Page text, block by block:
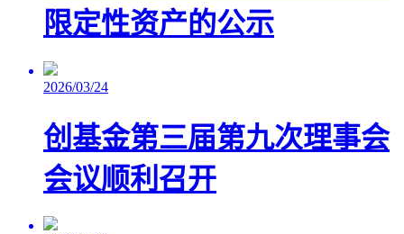
限定性资产的公示
2026/03/24
​创基金第三届第九次理事会
会议顺利召开